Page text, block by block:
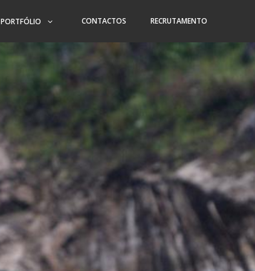
PORTFÓLIO CONTACTOS RECRUTAMENTO